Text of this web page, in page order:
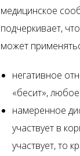
медицинское
подчеркивает,
может
негативное
«бесит»,
намеренное
участвует в
участвует, то